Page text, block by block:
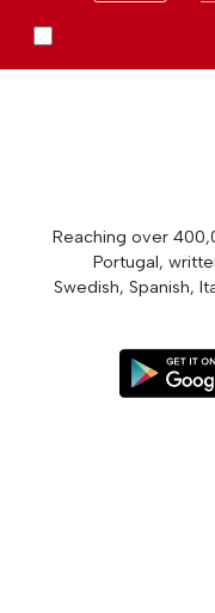
Reaching over
Portugal,
Swedish, Spanish,